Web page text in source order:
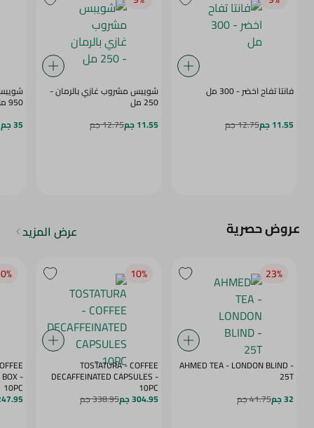
فانتا تفاح اخضر - 300 مل
11.55 جم 12.75 جم
شويبس مشروب غازي بالرمان -
250 مل
11.55 جم
12.75 جم
950 مل
35 جم
عروض حصرية عرض المزيد
23‎%‎
AHMED TEA - LONDON BLIND -
25T
32 جم
41.75 جم
10‎%‎
TOSTATURA - COFFEE
DECAFFEINATED CAPSULES -
10PC
304.95 جم 338.95 جم
-
10PC
247.95